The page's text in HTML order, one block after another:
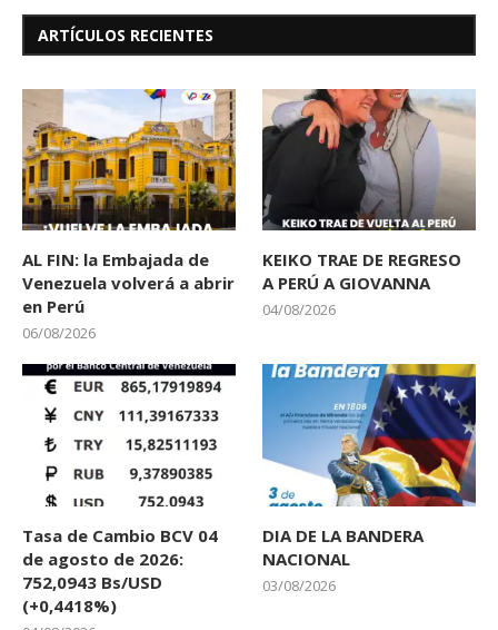
ARTÍCULOS RECIENTES
AL FIN: la Embajada de
Venezuela volverá a abrir
en Perú
06/08/2026
KEIKO TRAE DE REGRESO
A PERÚ A GIOVANNA
04/08/2026
Tasa de Cambio BCV 04
de agosto de 2026:
752,0943 Bs/USD
(+0,4418%)
DIA DE LA BANDERA
NACIONAL
03/08/2026